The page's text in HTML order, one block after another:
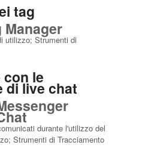
tag
Manager
utilizzo; Strumenti di
le
di live chat
durante l'utilizzo del
Strumenti di Tracciamento